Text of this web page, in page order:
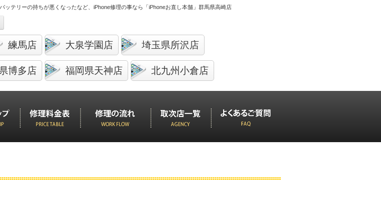
ッテリーの持ちが悪くなったなど、 iPhone修理の事なら「iPhoneお直し本舗」群馬県高崎店
練馬店 大泉学園店 埼玉県所沢店
博多店 福岡県天神店 北九州小倉店